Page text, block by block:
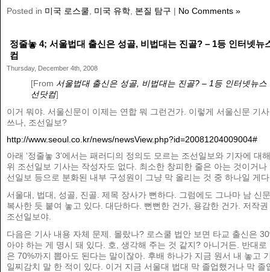
Posted in 미국 로스쿨, 미국 유학, 본질 탐구 No Comments »
정줄놓 4; 서울법대 출신은 성골, 비법대는 진골? – 1등 인터넷뉴
컴
Thursday, December 4th, 2008
[From 서울법대 출신은 성골, 비법대는 진골? – 1등 인터넷뉴스
선닷컴]
이거 뭐야. 서울신문이 이제는 연합 뭐 그런건가. 이렇게 서울신문 기사
쓰나, 조선일보?
http://www.seoul.co.kr/news/newsView.php?id=20081204009004#
아래 ‘정줄놓 3’에서는 패러디의 정의도 모르는 조선일보와 기자에 대
위 조선일보 기사는 작성자도 없다. 최소한 창피한 줄은 아는 것이거나
선일보 등으로 분화된 내부 구성원이 그냥 막 올리는 것 중 하나일 게
서울대, 법대, 성골, 진골. 제목 장사가 뻔하다. 그럼에도 그나마 남 신
복사한 듯 붙여 놓고 있다. 대단하다. 뻔뻔한 건가, 용감한 건가. 저작
조선일보야.
다음은 기사 내용 자체 문제. 몰랐나? 로스쿨 법안 보면 타교 출신은
아야 하는 게 명시 돼 있다. 호, 생각해 주는 것 같지? 아니거든. 반대로
은 70%까지 뽑아도 된다는 말이잖아. 후배 하나가 지금 원서 내 놓고
일찌감치 말 한 적이 있다. 이거 지금 서울대 법대 막 졸업했거나 막 졸